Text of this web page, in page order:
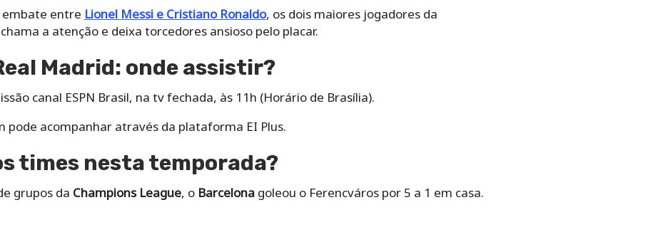
embate entre Lionel Messi e Cristiano Ronaldo, os dois maiores jogadores da
a atenção e deixa torcedores ansioso pelo placar.
Madrid: onde assistir?
canal ESPN Brasil, na tv fechada, às 11h (Horário de Brasília).
pode acompanhar através da plataforma EI Plus.
times nesta temporada?
grupos da Champions League, o Barcelonagoleou o Ferencváros por 5 a 1 em casa.